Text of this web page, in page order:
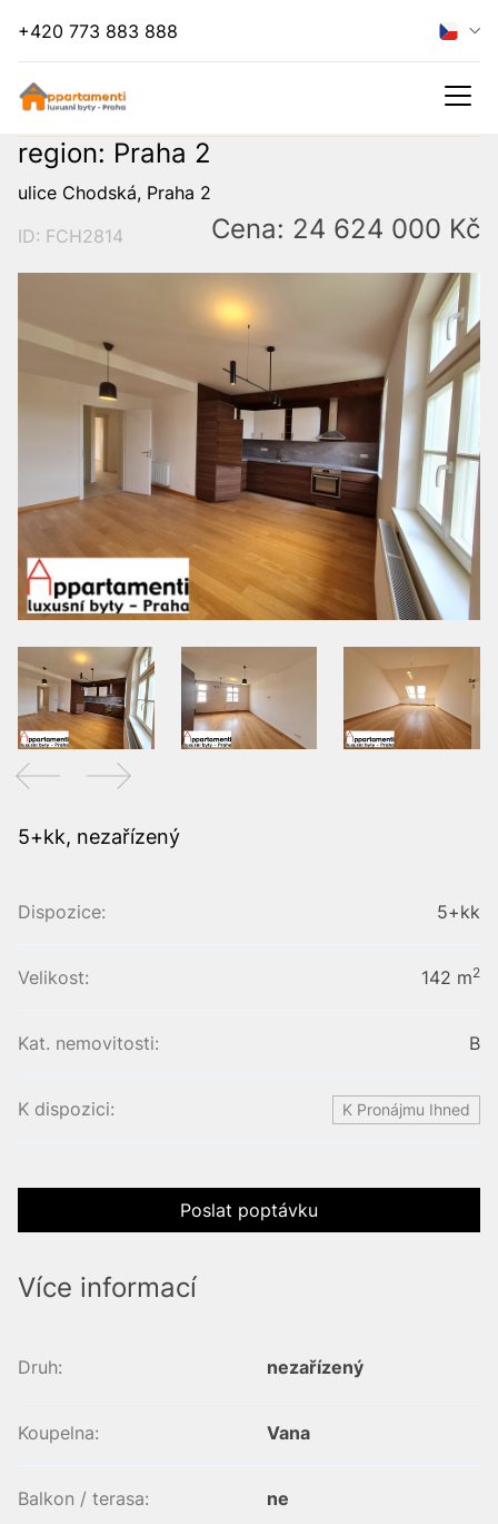
+420 773 883 888
region: Praha 2
ulice Chodská, Praha 2
ID: FCH2814
Cena: 24 624 000 Kč
5+kk, nezařízený
Dispozice: 5+kk
Velikost: 142 m2
Kat. nemovitosti: B
K dispozici: K Pronájmu Ihned
Poslat poptávku
Více informací
Druh: nezařízený
Koupelna: Vana
Balkon / terasa: ne